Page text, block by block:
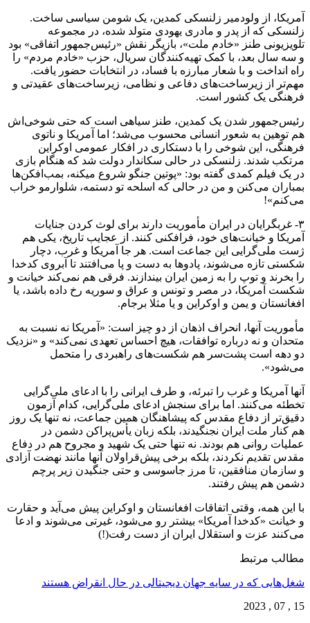
آمریکا، از ولودمیر زلنسکی کمدین، یک شومن سیاسی ساخت.
زلنسکی که از پدر و مادری یهودی متولد شده، در مجموعه
تلویزیونی طنز «خادم ملت»، بازیگر نقش «رئیس‌جمهور اتفاقی» بود
و سه سال بعد، با کمک تهیه‌کنندگان سریال، حزب «خادم مردم» را
راه انداخت و با شعار مبارزه با فساد، در انتخابات حضور یافت.
مهم‌تر از زیرساخت‌های دفاعی و نظامی، زیرساخت‌های عقیدتی و
فرهنگی یک کشور است.
رئیس‌جمهور شدن یک کمدین، طنز سیاهی است که حتی شوخی‌اش
هم توهین به شعور انسانی محسوب می‌شد؛ اما آمریکا و ناتوی
فرهنگی، این شوخی را با دستکاری در افکار عمومی اوکراین
مرتکب شدند. زلنسکی در حالی سکاندار دولت شد که هنگام بازی
در یک فیلم کمدی گفته بود: «پوتین جنگو شروع میکنه، بمب‌افکن‌ها
بمباران می‌کنن و من در حالی که اسلحه تو دستمه، شلوارمو خراب
می‌کنم»!
۳- غربگرایان در ایران مأموریت دارند برای لوث کردن جنایات
آمریکا و خیانت‌های خود، فرافکنی کنند. از عجایب تاریخ، یکی هم
ژست ملی‌گرایی این جماعت است. هر جا آمریکا و غرب، دچار
شکستی تازه می‌شوند، پادوها به دست و پا می‌افتند تا آبروی کدخدا
را بخرند و توپ را به زمین ایران بیندازند. فرقی هم نمی‌کند خیانت و
شکست آمریکا، در مصر و تونس و عراق و سوریه رخ داده باشد، یا
افغانستان و یمن و اوکراین و یا مثلا برجام.
مأموریت آنها، انحراف اذهان از دو چیز است: «آمریکا نه نسبت به
متحدان و نه درباره توافقات، هیچ احساس تعهدی نمی‌کند» و «نزدیک
دو دهه است پشت‌سر هم شکست‌های راهبردی را متحمل
می‌شود».
آنها آمریکا و غرب را تبرئه، و طرف ایرانی را با ادعای ملی‌گرایی
تخطئه می‌کنند. اما برای سنجش ادعای ملی‌گرایی، کدام آزمون
دقیق‌تر از دفاع مقدس که پیشاهنگان همین جماعت، نه تنها یک روز
هم کنار ملت ایران نجنگیدند، بلکه زبان یأس‌پراکن دشمن در
عملیات روانی هم بودند. نه تنها حتی یک شهید و مجروح هم در دفاع
مقدس تقدیم نکردند، بلکه برخی پیش‌قراولان آنها مانند نهضت آزادی
و سازمان منافقین، تا مرز جاسوسی و حتی جنگیدن زیر پرچم
دشمن هم پیش رفتند.
با این همه، وقتی اتفاقات افغانستان و اوکراین پیش می‌آید و حقارت
و خیانت «کدخدا آمریکا» بیشتر رو می‌شود، غیرتی می‌شوند و ادعا
می‌کنند عزت و استقلال ایران از دست رفت(!)
مطالب مرتبط
شغل‌‌هایی که در سایه جهان دیجیتالی در حال انقراض هستند
15 , 07 , 2023